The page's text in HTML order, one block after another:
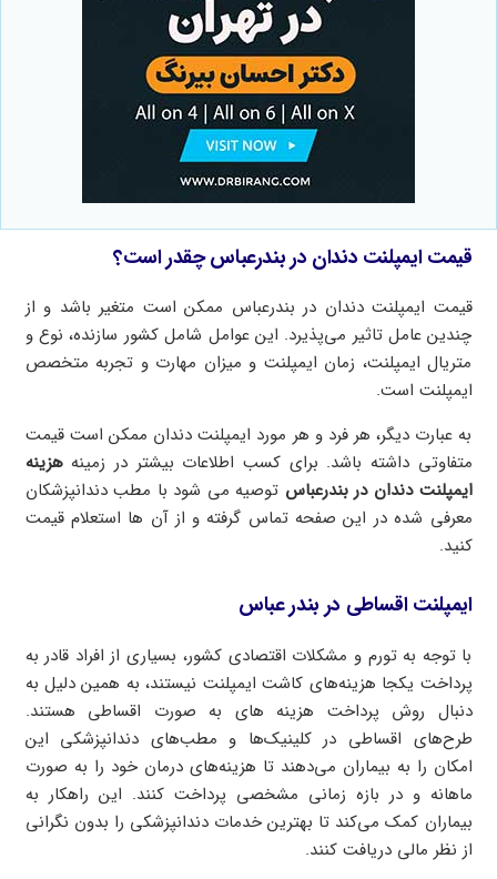
قیمت ایمپلنت دندان در بندرعباس چقدر است؟
قیمت ایمپلنت دندان در بندرعباس ممکن است متغیر باشد و از
چندین عامل تاثیر می‌پذیرد. این عوامل شامل کشور سازنده، نوع و
متریال ایمپلنت، زمان ایمپلنت و میزان مهارت و تجربه متخصص
ایمپلنت است.
به عبارت دیگر، هر فرد و هر مورد ایمپلنت دندان ممکن است قیمت
متفاوتی داشته باشد. برای کسب اطلاعات بیشتر در زمینههزینه
ایمپلنت دندان در بندرعباس توصیه می شود با مطب دندانپزشکان
معرفی شده در این صفحه تماس گرفته و از آن ها استعلام قیمت
کنید.
ایمپلنت اقساطی در بندر عباس
با توجه به تورم و مشکلات اقتصادی کشور، بسیاری از افراد قادر به
پرداخت یکجا هزینه‌های کاشت ایمپلنت نیستند، به همین دلیل به
دنبال روش پرداخت هزینه های به صورت اقساطی هستند.
طرح‌های اقساطی در کلینیک‌ها و مطب‌های دندانپزشکی این
امکان را به بیماران می‌دهند تا هزینه‌های درمان خود را به صورت
ماهانه و در بازه زمانی مشخصی پرداخت کنند. این راهکار به
بیماران کمک می‌کند تا بهترین خدمات دندانپزشکی را بدون نگرانی
از نظر مالی دریافت کنند.